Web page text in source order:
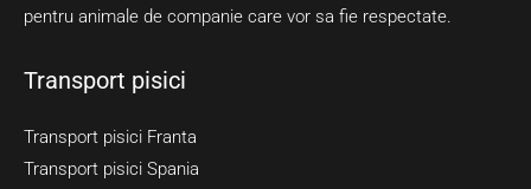
pentru animale de companie care vor sa fie respectate.
Transport pisici
Transport pisici Franta
Transport pisici Spania